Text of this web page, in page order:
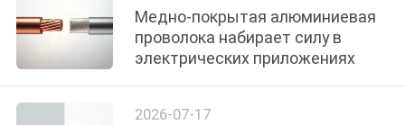
ШОУ
О
КОМПАНИИ
Медно-покрытая алюминиевая
проволока набирает силу в
электрических приложениях
2026-07-17